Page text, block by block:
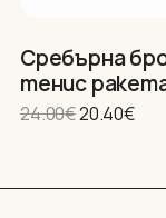
Сребърна
тенис
24.00€Original
24.00€.
20.40€